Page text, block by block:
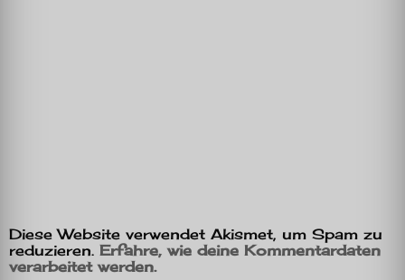
Diese Website verwendet Akismet, um Spam zu
reduzieren. Erfahre, wie deine Kommentardaten
verarbeitet werden.